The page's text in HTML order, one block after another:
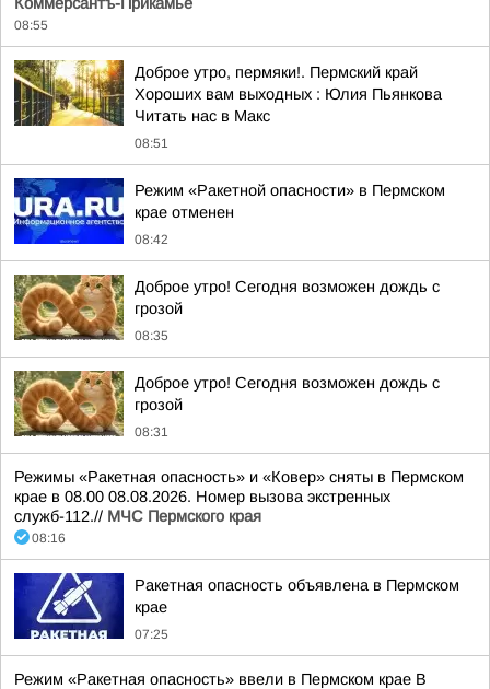
08:55
Доброе утро, пермяки!. Пермский край
Хороших вам выходных : Юлия Пьянкова
Читать нас в Макс
08:51
Режим «Ракетной опасности» в Пермском
крае отменен
08:42
Доброе утро! Сегодня возможен дождь с
грозой
08:35
Доброе утро! Сегодня возможен дождь с
грозой
08:31
Режимы «Ракетная опасность» и «Ковер» сняты в Пермском
крае в 08.00 08.08.2026. Номер вызова экстренных
служб-112.// МЧС Пермского края
08:16
Ракетная опасность объявлена в Пермском
крае
07:25
Режим «Ракетная опасность» ввели в Пермском крае В